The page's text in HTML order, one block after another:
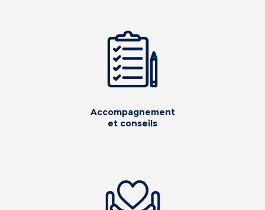
Accompagnement
et conseils